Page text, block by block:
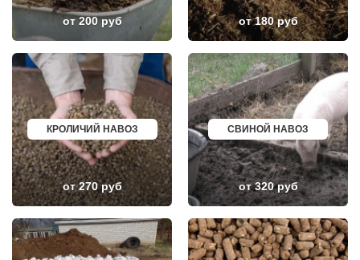
НОВОПОДРЕЗКОВО
НОВОСИНЬКОВО
ОБОЛЕНСК
ОБУХОВО
ОДИНЦОВО
ОЖЕРЕЛЬЕ
ОКТЯБРЬСКИЙ
ОПАЛИХА
ОРЕХОВО-ЗУЕВО
ОСТРОВЦЫ
ПАВЛОВСКАЯ СЛОБОДА
ПАВЛОВСКИЙ ПОСАД
ПЕНИНО
ПЕРВОМАЙСКОЕ
ПЕРЕСВЕТ
ПЕСКИ
ПИРОГОВСКИЙ
ПОВАРОВО
ПОДОЛЬСК
АКСАЙ
ПЕРЕСЛАВЛЬ ЗАЛЕССКИЙ
ЖУКОВ
КУРЧАТОВ
УГЛИЧ
ШЕБЕКИНО
БЕЛОВО
СОКОЛ
ОЗЕРСК
ОКТЯБРЬСК
КИМРЫ
КОТЛАС
УСТЬ ИЛИМСК
ШАДРИНСК
ДАНКОВ
МИЧУРИНСК
ВЯЗНИКИ
ГОРОДЕЦ
САСОВО
СУХОЙ ЛОГ
от 200 руб от 180 руб
КРОЛИЧИЙ НАВОЗ
от 270 руб
СВИНОЙ НАВОЗ
от 320 руб